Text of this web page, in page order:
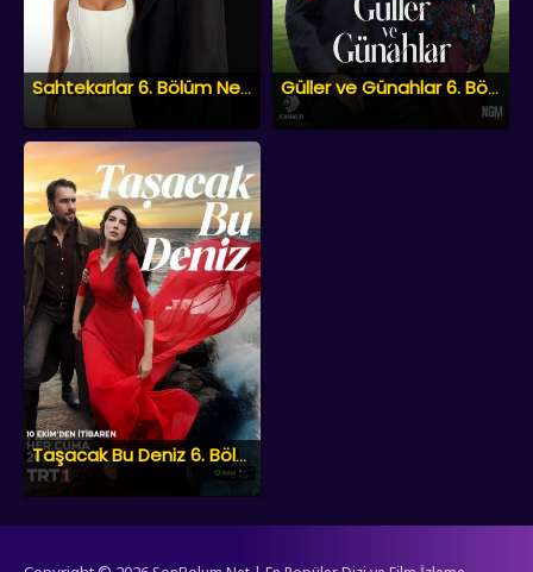
Sahtekarlar 6. Bölüm Ne Zaman? Yeni Bölüm Yayın Tarihi Güller ve Günahlar 6. Bölüm Ne Zaman? Yeni Bölüm Yayın Tarihi
Taşacak Bu Deniz 6. Bölüm Ne Zaman? Yeni Bölüm Yayın Tarihi